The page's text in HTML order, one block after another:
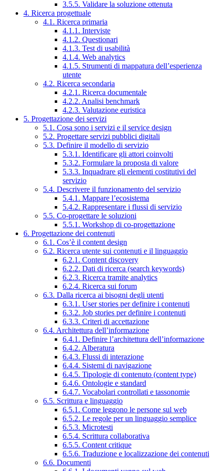
3.5.5. Validare la soluzione ottenuta
4. Ricerca progettuale
4.1. Ricerca primaria
4.1.1. Interviste
4.1.2. Questionari
4.1.3. Test di usabilità
4.1.4. Web analytics
4.1.5. Strumenti di mappatura dell’esperienza
utente
4.2. Ricerca secondaria
4.2.1. Ricerca documentale
4.2.2. Analisi benchmark
4.2.3. Valutazione euristica
5. Progettazione dei servizi
5.1. Cosa sono i servizi e il service design
5.2. Progettare servizi pubblici digitali
5.3. Definire il modello di servizio
5.3.1. Identificare gli attori coinvolti
5.3.2. Formulare la proposta di valore
5.3.3. Inquadrare gli elementi costitutivi del
servizio
5.4. Descrivere il funzionamento del servizio
5.4.1. Mappare l’ecosistema
5.4.2. Rappresentare i flussi di servizio
5.5. Co-progettare le soluzioni
5.5.1. Workshop di co-progettazione
6. Progettazione dei contenuti
6.1. Cos’è il content design
6.2. Ricerca utente sui contenuti e il linguaggio
6.2.1. Content discovery
6.2.2. Dati di ricerca (search keywords)
6.2.3. Ricerca tramite analytics
6.2.4. Ricerca sui forum
6.3. Dalla ricerca ai bisogni degli utenti
6.3.1. User stories per definire i contenuti
6.3.2. Job stories per definire i contenuti
6.3.3. Criteri di accettazione
6.4. Architettura dell’informazione
6.4.1. Definire l’architettura dell’informazione
6.4.2. Alberatura
6.4.3. Flussi di interazione
6.4.4. Sistemi di navigazione
6.4.5. Tipologie di contenuto (content type)
6.4.6. Ontologie e standard
6.4.7. Vocabolari controllati e tassonomie
6.5. Scrittura e linguaggio
6.5.1. Come leggono le persone sul web
6.5.2. Le regole per un linguaggio semplice
6.5.3. Microtesti
6.5.4. Scrittura collaborativa
6.5.5. Content critique
6.5.6. Traduzione e localizzazione dei contenuti
6.6. Documenti